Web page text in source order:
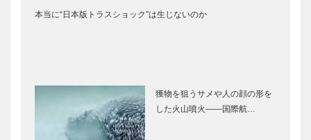
本当に“日本版トラスショック”は生じないのか
獲物を狙うサメや人の顔の形を
した火山噴火――国際航…